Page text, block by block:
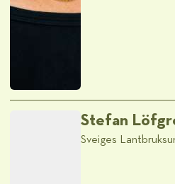
Stefan
Sveiges